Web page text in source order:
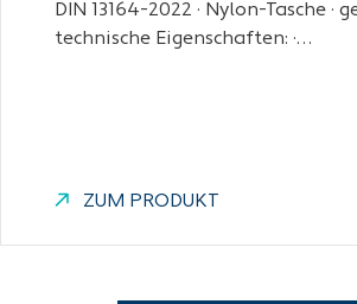
DIN 13164-2022 · Nylon-Tasche ·
technische Eigenschaften: ·…
ZUM PRODUKT